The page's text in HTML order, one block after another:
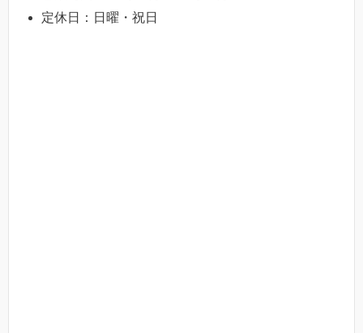
定休日：日曜・祝日